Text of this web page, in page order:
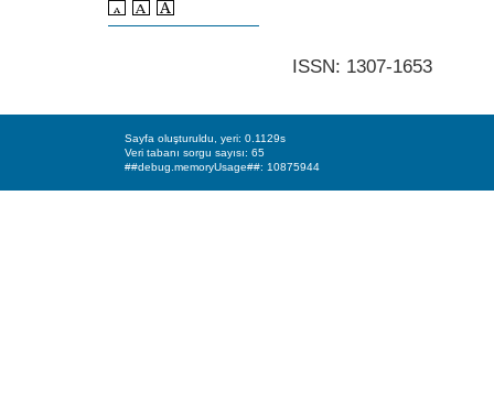
ISSN: 1307-1653
Sayfa oluşturuldu, yeri: 0.1129s
Veri tabanı sorgu sayısı: 65
##debug.memoryUsage##: 10875944